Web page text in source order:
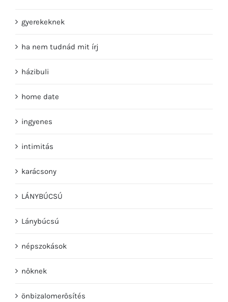
gyerekeknek
ha nem tudnád mit írj
házibuli
home date
ingyenes
intimitás
karácsony
LÁNYBÚCSÚ
Lánybúcsú
népszokások
nőknek
önbizalomerősítés